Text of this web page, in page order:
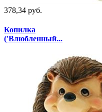
378,34 руб.
Копилка
('Влюбленный...